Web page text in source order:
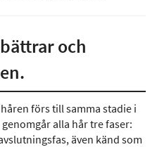
och
förs till samma stadie i
alla hår tre faser:
även känd som